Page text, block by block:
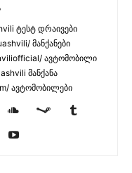
ტესტ დრაივები
მანქანები
ავტომობილი
მანქანა
ავტომობილები